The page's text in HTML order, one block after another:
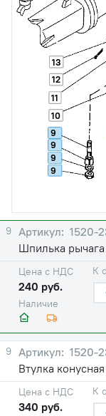
9
9
9
9
10
11
12
13
9
1520-
Шпилька
Наличие
Цена с НДС
240 руб.
К
9
1520-
Втулка
Цена с НДС
340 руб.
К